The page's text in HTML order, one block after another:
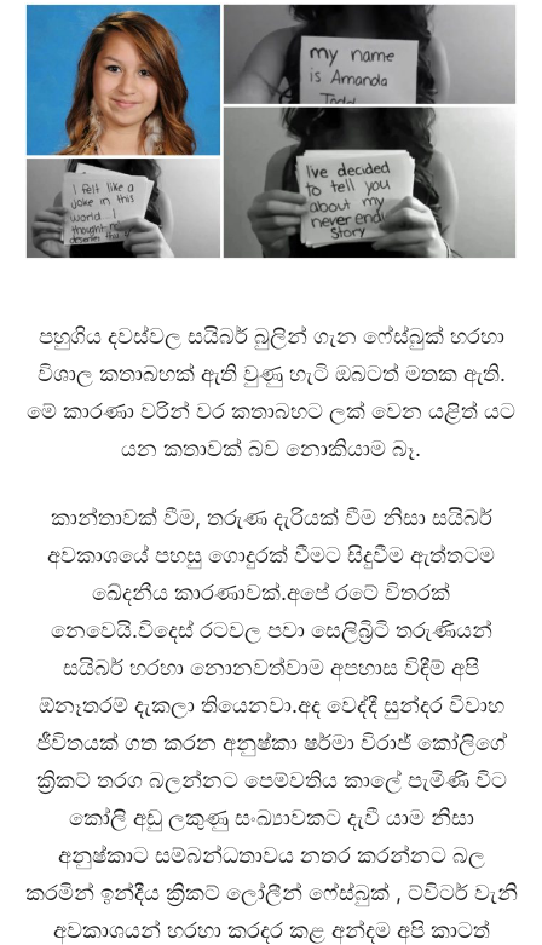
පහුගිය දවස්වල සයිබර් බුලින් ගැන ෆේස්බුක් හරහා
විශාල කතාබහක් ඇති වුණු හැටි ඔබටත් මතක ඇති.
මේ කාරණා වරින් වර කතාබහට ලක් වෙන යළිත් යට
යන කතාවක් බව නොකියාම බෑ.
කාන්තාවක් වීම, තරුණ දැරියක් වීම නිසා සයිබර්
අවකාශයේ පහසු ගොදුරක් වීමට සිදුවීම ඇත්තටම
ඛේදනීය කාරණාවක්.අපේ රටේ විතරක්
නෙවෙයි.විදෙස් රටවල පවා සෙලිබ්‍රිටි තරුණියන්
සයිබර් හරහා නොනවත්වාම අපහාස විඳීම් අපි
ඕනෑතරම් දැකලා තියෙනවා.අද වෙද්දී සුන්දර විවාහ
ජීවිතයක් ගත කරන අනුෂ්කා ෂර්මා විරාජ් කෝලිගේ
ක්‍රිකට් තරග බලන්නට පෙම්වතිය කාලේ පැමිණි විට
කෝලි අඩු ලකුණු සංඛ්‍යාවකට දැවී යාම නිසා
අනුෂ්කාට සම්බන්ධතාවය නතර කරන්නට බල
කරමින් ඉන්දීය ක්‍රිකට් ලෝලීන් ෆේස්බුක් , ට්විටර් වැනි
අවකාශයන් හරහා කරදර කළ අන්දම අපි කාටත්